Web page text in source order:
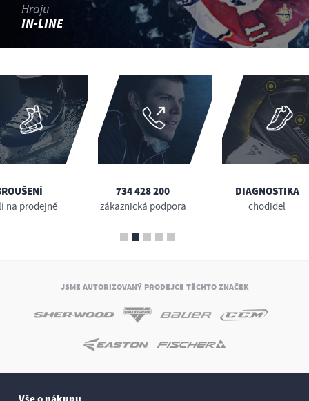
Hraju
IN-LINE
na prodejně
734 428 200
zákaznická podpora
DIAGNOSTIKA
chodidel
JSME AUTORIZOVANÝ PRODEJCE TĚCHTO ZNAČEK